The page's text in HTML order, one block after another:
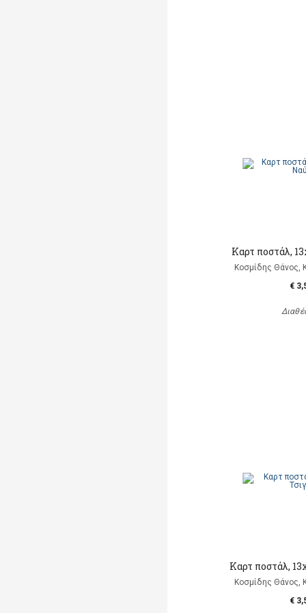
Καρτ ποστάλ,
Κοσμίδης Θάνος,
€
Καρτ ποστάλ,
Κοσμίδης Θάνος,
€